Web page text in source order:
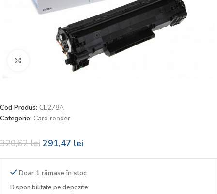
Faceți click pentru a mări
Cod Produs: CE278A
Categorie: Card reader
320,62lei 291,47 lei
Doar 1 rămase în stoc
Disponibilitate pe depozite: